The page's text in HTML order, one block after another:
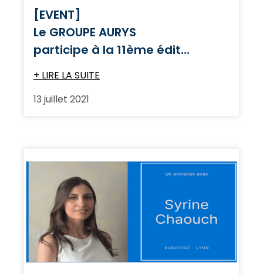
[EVENT]
Le GROUPE AURYS
participe à la 11ème édit...
+ LIRE LA SUITE
13 juillet 2021